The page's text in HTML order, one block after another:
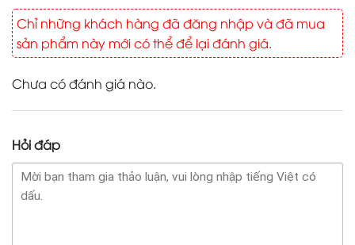
Chỉ những khách hàng đã đăng nhập và đã mua
sản phẩm này mới có thể để lại đánh giá.
Chưa có đánh giá nào.
Hỏi đáp